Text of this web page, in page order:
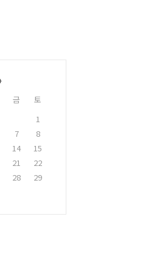
금
토
1
7
8
14
15
21
22
28
29